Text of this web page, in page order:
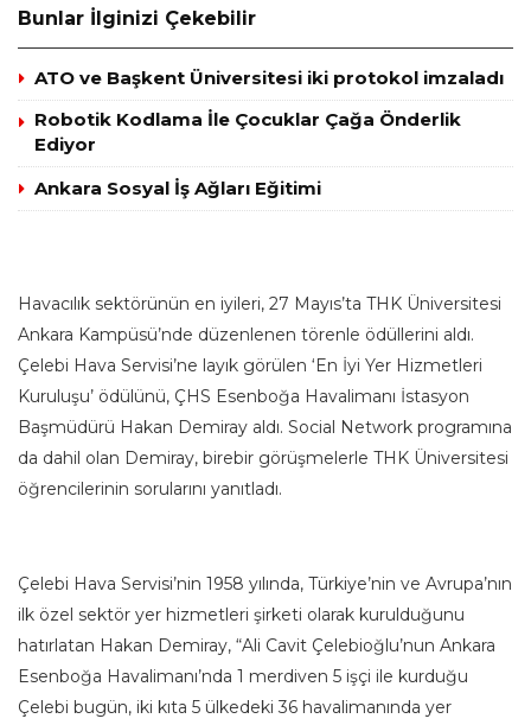
Bunlar İlginizi Çekebilir
ATO ve Başkent Üniversitesi iki protokol imzaladı
Robotik Kodlama İle Çocuklar Çağa Önderlik
Ediyor
Ankara Sosyal İş Ağları Eğitimi
Havacılık sektörünün en iyileri, 27 Mayıs’ta THK Üniversitesi
Ankara Kampüsü’nde düzenlenen törenle ödüllerini aldı.
Çelebi Hava Servisi’ne layık görülen ‘En İyi Yer Hizmetleri
Kuruluşu’ ödülünü, ÇHS Esenboğa Havalimanı İstasyon
Başmüdürü Hakan Demiray aldı. Social Network programına
da dahil olan Demiray, birebir görüşmelerle THK Üniversitesi
öğrencilerinin sorularını yanıtladı.
Çelebi Hava Servisi’nin 1958 yılında, Türkiye’nin ve Avrupa’nın
ilk özel sektör yer hizmetleri şirketi olarak kurulduğunu
hatırlatan Hakan Demiray, “Ali Cavit Çelebioğlu’nun Ankara
Esenboğa Havalimanı’nda 1 merdiven 5 işçi ile kurduğu
Çelebi bugün, iki kıta 5 ülkedeki 36 havalimanında yer